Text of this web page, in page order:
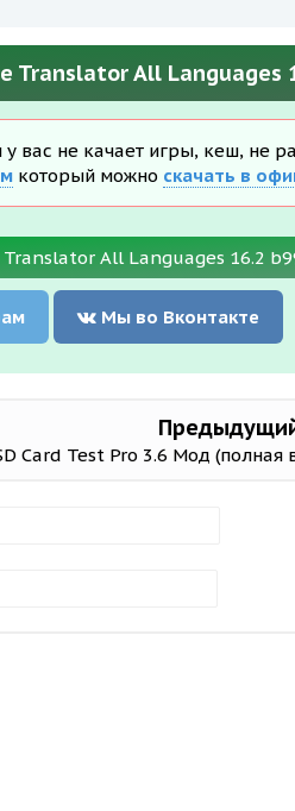
Translator All Languages
у вас не качает игры, кеш, не
который можно скачать в
Translator All Languages 16.2
Мы во Вконтакте
Card Test Pro 3.6 Мод (полная